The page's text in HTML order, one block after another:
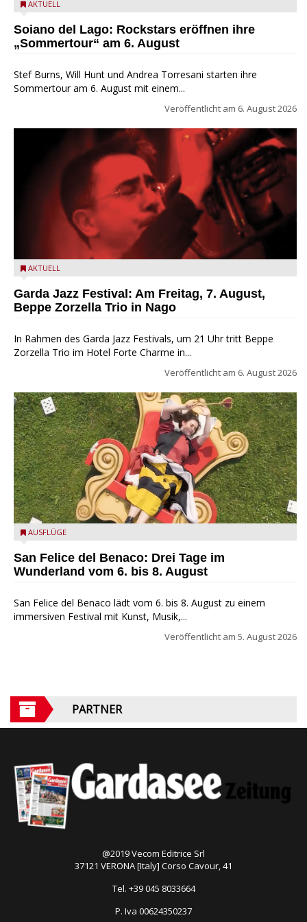
Stef Burns, Will Hunt und Andrea Torresani im Summer Rock
AKTUELL
Soiano del Lago: Rockstars eröffnen ihre
„Sommertour“ am 6. August
Stef Burns, Will Hunt und Andrea Torresani starten ihre
Sommertour am 6. August mit einem...
Veröffentlicht am 6. August 2026
Beppe Zorzella Trio zu Gast beim Garda Jazz Festival
AKTUELL
Garda Jazz Festival: Am Freitag, 7. August,
Beppe Zorzella Trio in Nago
In Rahmen des Garda Jazz Festivals, um 21 Uhr tritt Beppe
Zorzella Trio im Hotel Forte Charme in...
Veröffentlicht am 6. August 2026
San Felice del Benaco: Drei Tage im Wunderland
AUSFLÜGE
San Felice del Benaco: Drei Tage im
Wunderland vom 6. bis 8. August
San Felice del Benaco lädt vom 6. bis 8. August zu einem
immersiven Festival mit Kunst, Musik,...
Veröffentlicht am 5. August 2026
PARTNER
@2019 Vecom Editrice Srl
37121 VERONA [Italy] Corso Cavour, 41
Tel. +39 045 8033664
P. Iva 00624350237